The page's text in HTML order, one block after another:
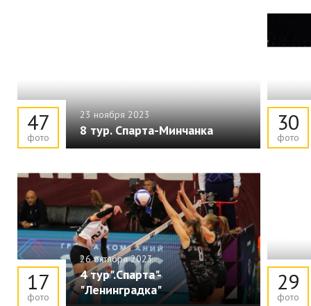
23 ноября 2023
8 тур. Спарта-Минчанка
47
фото
30
фото
26 октября 2023
4 тур".Спарта"-
"Ленинградка"
17
фото
29
фото